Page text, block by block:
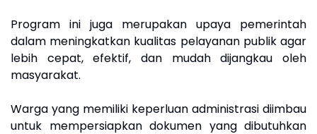
Program ini juga merupakan upaya pemerintah
dalam meningkatkan kualitas pelayanan publik agar
lebih cepat, efektif, dan mudah dijangkau oleh
masyarakat.
Warga yang memiliki keperluan administrasi diimbau
untuk mempersiapkan dokumen yang dibutuhkan